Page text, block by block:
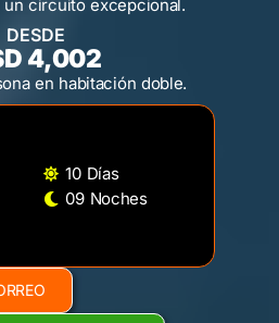
un circuito excepcional.
DESDE
4,002
en habitación doble.
10 Días
09 Noches